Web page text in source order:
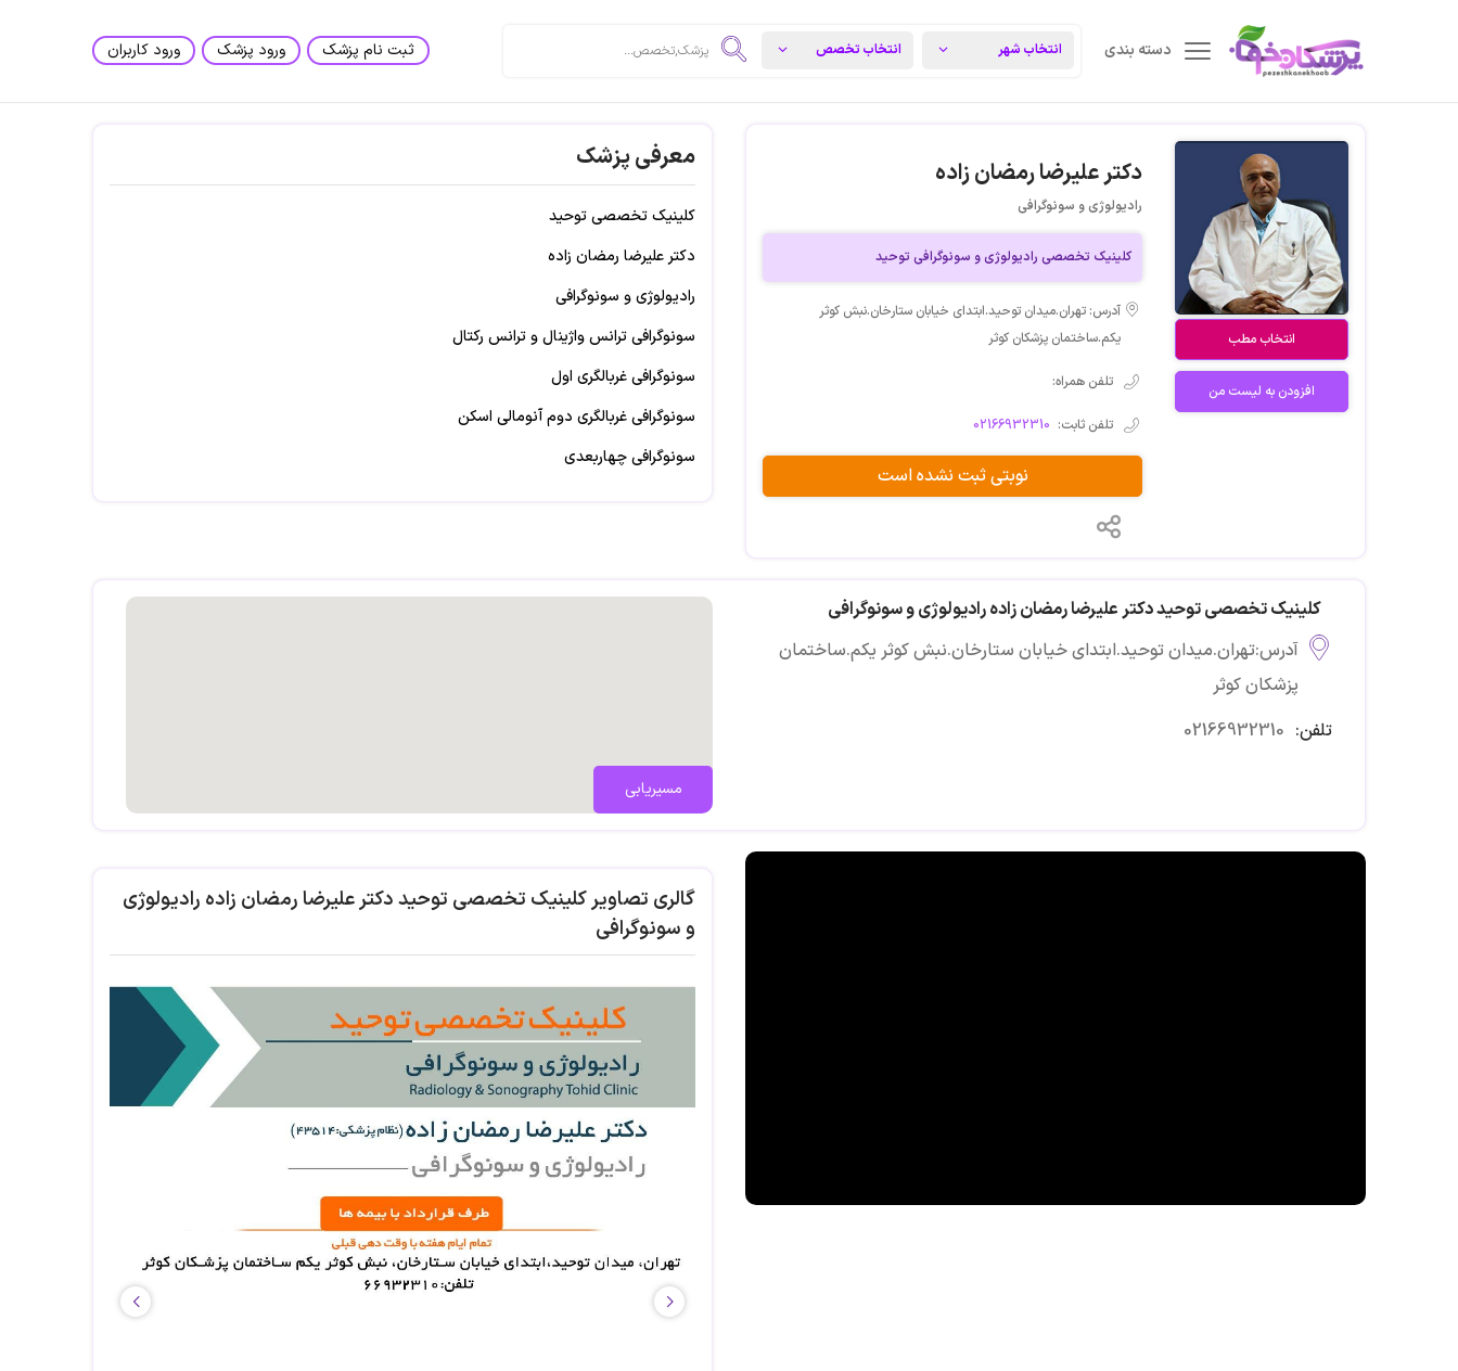
دسته بندی ثبت نام پزشک ورود پزشک ورود کاربران
انتخاب مطب
افزودن به لیست من
دکتر علیرضا رمضان زاده
رادیولوژی و سونوگرافی
کلینیک تخصصی رادیولوژی و سونوگرافی توحید
آدرس: تهران.میدان توحید.ابتدای خیابان ستارخان.نبش کوثر
یکم.ساختمان پزشکان کوثر
تلفن همراه:
تلفن ثابت: 02166932310
نوبتی ثبت نشده است
معرفی پزشک
کلینیک تخصصی توحید
دکتر علیرضا رمضان زاده
رادیولوژی و سونوگرافی
سونوگرافی ترانس واژینال و ترانس رکتال
سونوگرافی غربالگری اول
سونوگرافی غربالگری دوم آنومالی اسکن
سونوگرافی چهاربعدی
سونوگرافی کالر داپلر(رنگی)
سونوگرافی هیپ و مغز نوزاد
رادیوگرافی رنگی دیجیتال
رادیوگرافی تک دندان دیجیتال
سونوگرافی شکم و لگن
سونوگرافی نسج نرم
کلینیک تخصصی توحید دکتر علیرضا رمضان زاده رادیولوژی و سونوگرافی
آدرس:تهران.میدان توحید.ابتدای خیابان ستارخان.نبش کوثر یکم.ساختمان
پزشکان کوثر
تلفن: 02166932310
مسیریابی
گالری تصاویر کلینیک تخصصی توحید دکتر علیرضا رمضان زاده رادیولوژی
و سونوگرافی